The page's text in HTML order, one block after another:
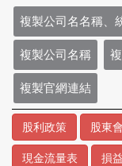
複製公司名名稱、
複製公司名稱
複製官網連結
股利政策 股東
現金流量表 損